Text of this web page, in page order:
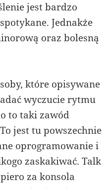
jest bardzo
Jednakże
oraz bolesną
które opisywane
wyczucie rytmu
to taki zawód
jest tu powszechnie
oprogramowanie i
zaskakiwać. Talk
za konsola